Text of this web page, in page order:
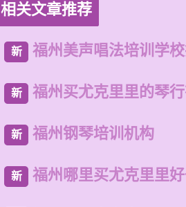
相关文章推荐
新 福州美声唱法培训学
新 福州买尤克里里的琴
新 福州钢琴培训机构
新 福州哪里买尤克里里